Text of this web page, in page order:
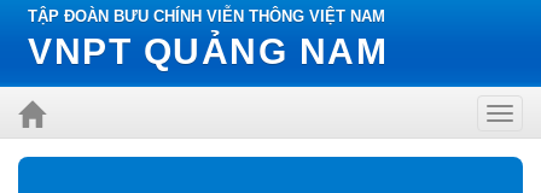
TẬP ĐOÀN BƯU CHÍNH VIỄN THÔNG VIỆT NAM
VNPT QUẢNG NAM